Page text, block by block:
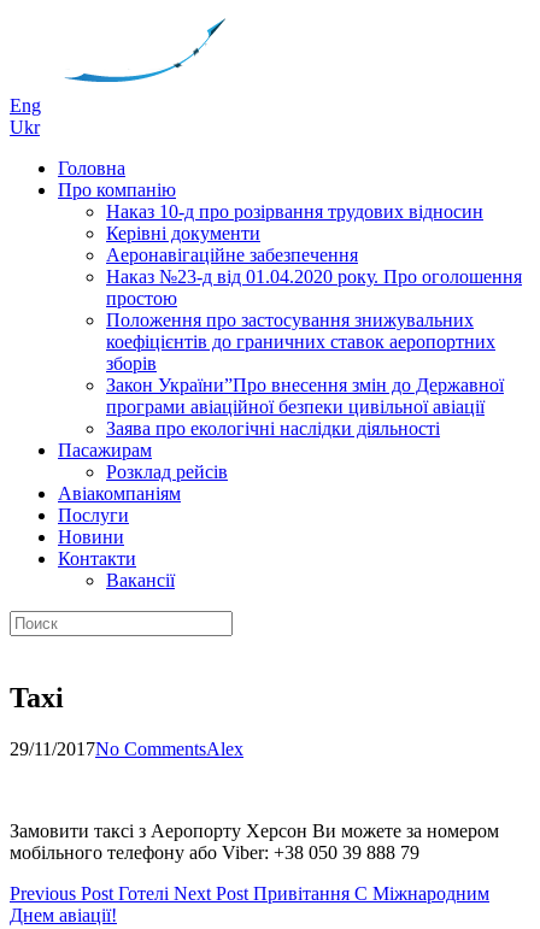
Eng
Ukr
Головна
Про компанію
Наказ 10-д про розірвання трудових відносин
Керівні документи
Аеронавігаційне забезпечення
Наказ №23-д від 01.04.2020 року. Про оголошення
простою
Положення про застосування знижувальних
коефіцієнтів до граничних ставок аеропортних
зборів
Закон України”Про внесення змін до Державної
програми авіаційної безпеки цивільної авіації
Заява про екологічні наслідки діяльності
Пасажирам
Розклад рейсів
Авіакомпаніям
Послуги
Новини
Контакти
Вакансії
Taxi
29/11/2017No CommentsAlex
Замовити таксі з Аеропорту Херсон Ви можете за номером
мобільного телефону або Viber: +38 050 39 888 79
Previous Post Готелі Next Post Привітання С Міжнародним
Днем авіації!